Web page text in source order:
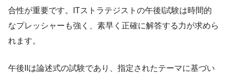
合性が重要です。ITストラテジストの午後I試験は時間的
なプレッシャーも強く、素早く正確に解答する力が求めら
れます。
午後IIは論述式の試験であり、指定されたテーマに基づい